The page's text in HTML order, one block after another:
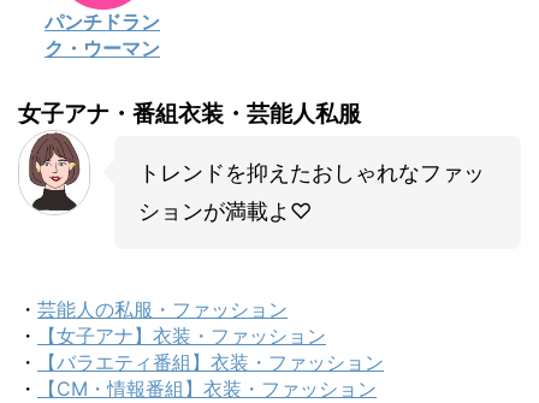
パンチドラン
ク・ウーマン
女子アナ・番組衣装・芸能人私服
トレンドを抑えたおしゃれなファッ
ションが満載よ♡
・ 芸能人の私服・ファッション
・
【女子アナ】衣装・ファッション
・
【バラエティ番組】衣装・ファッション
・
【CM・情報番組】衣装・ファッション